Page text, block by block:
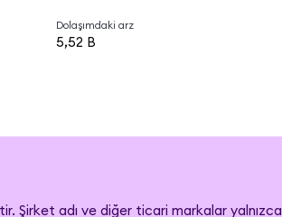
Dolaşımdaki arz
5,52 B
Şirket adı ve diğer ticari markalar yalnızca